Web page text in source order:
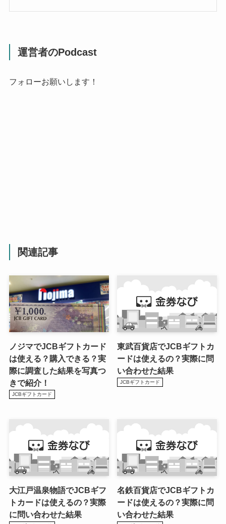
運営者のPodcast
フォローお願いします！
関連記事
ノジマでJCBギフトカード
は使える？購入できる？実
際に調査した結果を写真つ
きで紹介！
JCBギフトカード
東武百貨店でJCBギフトカ
ードは使えるの？実際に問
い合わせた結果
JCBギフトカード
大江戸温泉物語でJCBギフ
トカードは使えるの？実際
に問い合わせた結果
名鉄百貨店でJCBギフトカ
ードは使えるの？実際に問
い合わせた結果